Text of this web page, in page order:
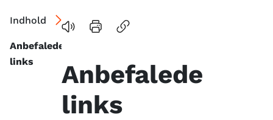
Indhold
Anbefalede
links
Anbefalede
links